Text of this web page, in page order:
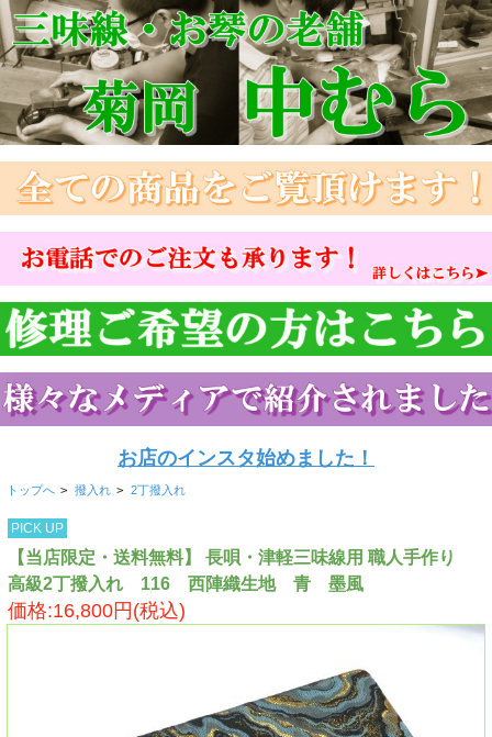
お店のインスタ始めました！
トップへ > 撥入れ > 2丁撥入れ
PICK UP
【当店限定・送料無料】 長唄・津軽三味線用 職人手作り
高級2丁撥入れ 116 西陣織生地 青 墨風
価格:16,800円(税込)